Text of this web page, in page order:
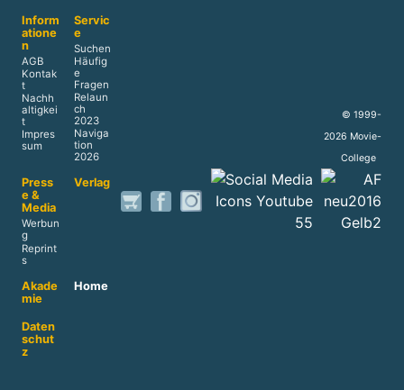
Inform
atione
n
AGB
Kontak
t
Nachh
altigkei
t
Impres
sum
Servic
e
Suchen
Häufig
e
Fragen
Relaun
ch
2023
Naviga
tion
2026
Press
e &
Media
Werbun
g
Reprint
s
Verlag
Akade
mie
Home
Daten
schut
z
© 1999-
2026 Movie-
College